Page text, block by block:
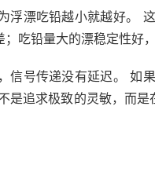
浮漂吃铅越小就越好。
吃铅量大的漂稳定性好，
信号传递没有延迟。 如
追求极致的灵敏，而